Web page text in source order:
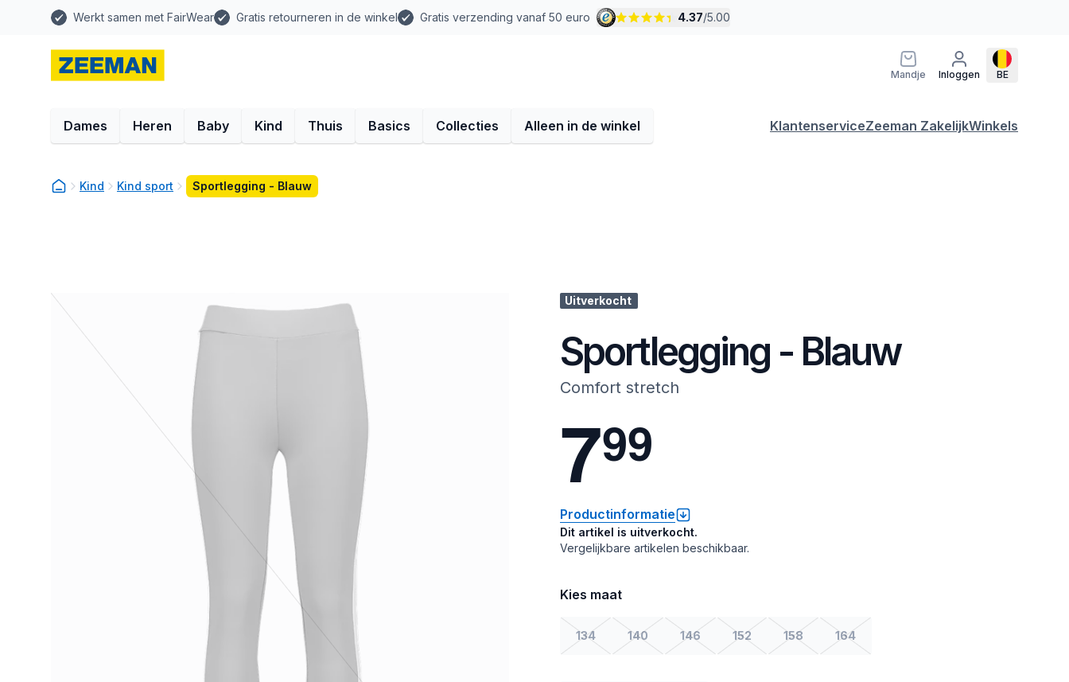
Werkt samen met FairWear Gratis retourneren in de winkel Gratis verzending vanaf 50 euro 4.37/5.00
Mandje Inloggen BE
Dames Heren Baby Kind Thuis Basics Collecties Alleen in de winkel KlantenserviceZeeman ZakelijkWinkels
Kind Kind sport Sportlegging - Blauw
Uitverkocht
Sportlegging - Blauw
Comfort stretch
799
Productinformatie
Dit artikel is uitverkocht.
Vergelijkbare artikelen beschikbaar.
Kies maat
134 140 146 152 158 164